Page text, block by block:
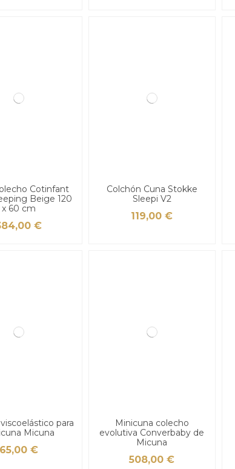
Cotinfant
Beige 120
x 60 cm
€
Colchón Cuna Stokke
Sleepi V2
119,00 €
para
Micuna
65,00 €
Minicuna colecho
evolutiva Converbaby de
Micuna
508,00 €